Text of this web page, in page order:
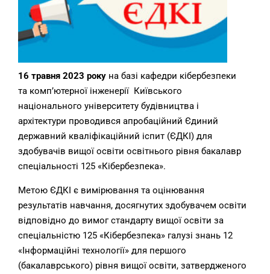
16 травня 2023 року на базі кафедри кібербезпеки
та комп’ютерної інженерії Київського
національного університету будівництва і
архітектури проводився апробаційний Єдиний
державний кваліфікаційний іспит (ЄДКІ) для
здобувачів вищої освіти освітнього рівня бакалавр
спеціальності 125 «Кібербезпека».
Метою ЄДКІ є вимірювання та оцінювання
результатів навчання, досягнутих здобувачем освіти
відповідно до вимог стандарту вищої освіти за
спеціальністю 125 «Кібербезпека» галузі знань 12
«Інформаційні технології» для першого
(бакалаврського) рівня вищої освіти, затвердженого